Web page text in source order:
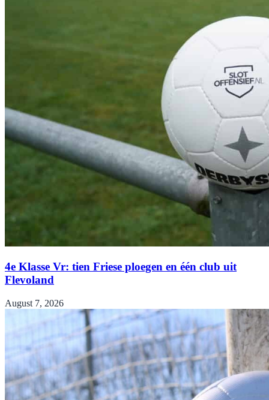
4e Klasse Vr: tien Friese ploegen en één club uit
Flevoland
August 7, 2026